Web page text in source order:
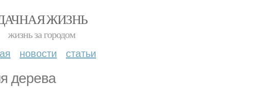
ЖИЗНЬ
жизнь за городом
новости статьи
дерева